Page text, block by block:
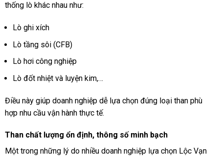
thống lò khác nhau như:
Lò ghi xích
Lò tầng sôi (CFB)
Lò hơi công nghiệp
Lò đốt nhiệt và luyện kim,…
Điều này giúp doanh nghiệp dễ lựa chọn đúng loại than phù
hợp nhu cầu vận hành thực tế.
Than chất lượng ổn định, thông số minh bạch
Một trong những lý do nhiều doanh nghiệp lựa chọn Lộc Vạn